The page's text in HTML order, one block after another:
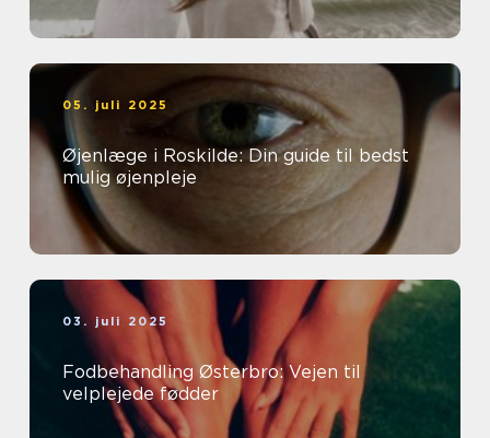
05. juli 2025
Øjenlæge i Roskilde: Din guide til bedst
mulig øjenpleje
03. juli 2025
Fodbehandling Østerbro: Vejen til
velplejede fødder